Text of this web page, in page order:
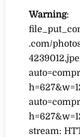
Warning:
.com/
stream: